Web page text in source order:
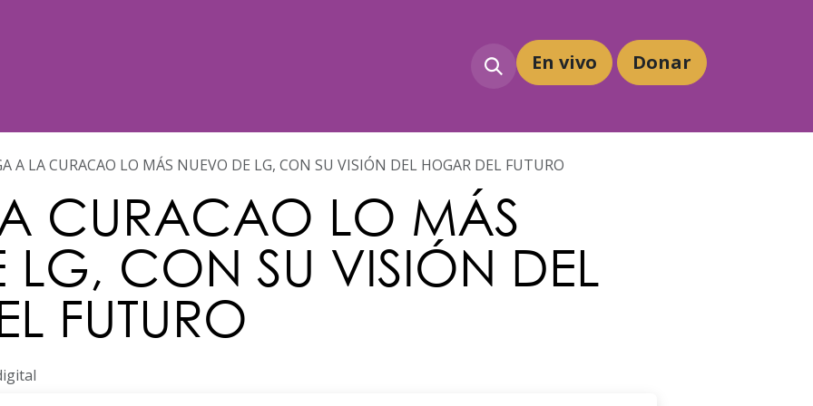
En vivo Donar
A LA CURACAO LO MÁS NUEVO DE LG, CON SU VISIÓN DEL HOGAR DEL FUTURO
CURACAO LO MÁS
LG, CON SU VISIÓN DEL
FUTURO